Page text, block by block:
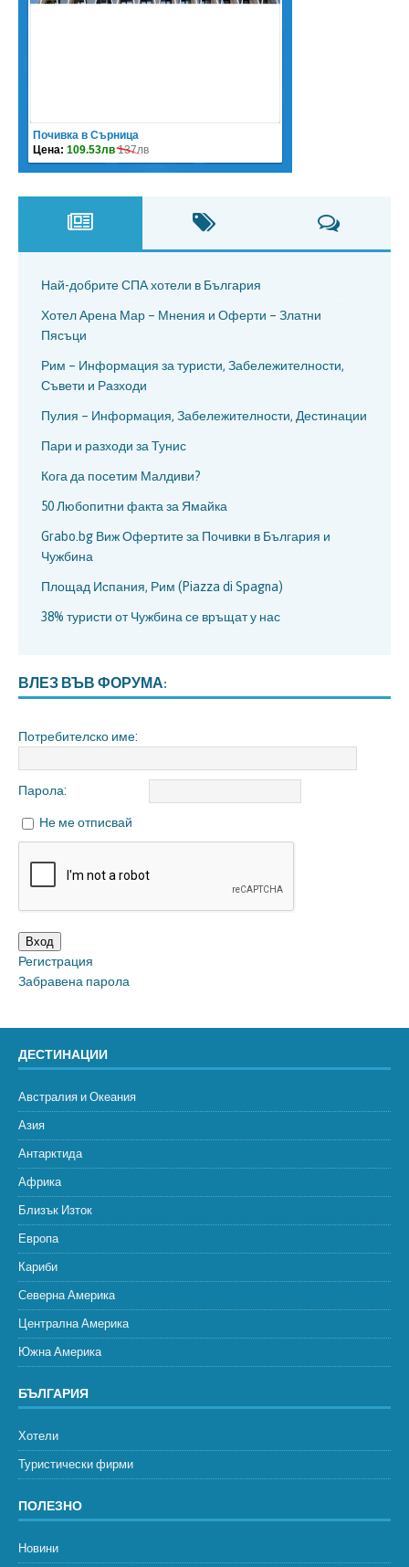
Най-добрите СПА хотели в България
Хотел Арена Мар – Мнения и Оферти – Златни
Пясъци
Рим – Информация за туристи, Забележителности,
Съвети и Разходи
Пулия – Информация, Забележителности, Дестинации
Пари и разходи за Тунис
Кога да посетим Малдиви?
50 Любопитни факта за Ямайка
Grabo.bg Виж Офертите за Почивки в България и
Чужбина
Площад Испания, Рим (Piazza di Spagna)
38% туристи от Чужбина се връщат у нас
ВЛЕЗ ВЪВ ФОРУМА:
Потребителско име:
Парола:
Не ме отписвай
Вход
Регистрация
Забравена парола
ДЕСТИНАЦИИ
Австралия и Океания
Азия
Антарктида
Африка
Близък Изток
Европа
Кариби
Северна Америка
Централна Америка
Южна Америка
БЪЛГАРИЯ
Хотели
Туристически фирми
ПОЛЕЗНО
Новини